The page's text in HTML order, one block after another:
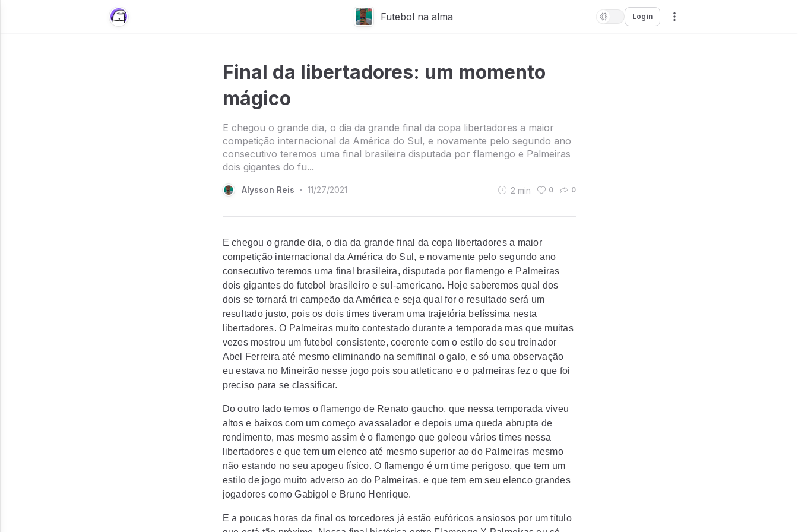
Futebol na alma Login
Final da libertadores: um momento
mágico
E chegou o grande dia, o dia da grande final da copa libertadores a maior
competição internacional da América do Sul, e novamente pelo segundo ano
consecutivo teremos uma final brasileira disputada por flamengo e Palmeiras
dois gigantes do fu...
Alysson Reis • 11/27/2021 2 min 0 0
E chegou o grande dia, o dia da grande final da copa libertadores a maior
competição internacional da América do Sul, e novamente pelo segundo ano
consecutivo teremos uma final brasileira, disputada por flamengo e Palmeiras
dois gigantes do futebol brasileiro e sul-americano. Hoje saberemos qual dos
dois se tornará tri campeão da América e seja qual for o resultado será um
resultado justo, pois os dois times tiveram uma trajetória belíssima nesta
libertadores. O Palmeiras muito contestado durante a temporada mas que muitas
vezes mostrou um futebol consistente, coerente com o estilo do seu treinador
Abel Ferreira até mesmo eliminando na semifinal o galo, e só uma observação
eu estava no Mineirão nesse jogo pois sou atleticano e o palmeiras fez o que foi
preciso para se classificar.
Do outro lado temos o flamengo de Renato gaucho, que nessa temporada viveu
altos e baixos com um começo avassalador e depois uma queda abrupta de
rendimento, mas mesmo assim é o flamengo que goleou vários times nessa
libertadores e que tem um elenco até mesmo superior ao do Palmeiras mesmo
não estando no seu apogeu físico. O flamengo é um time perigoso, que tem um
estilo de jogo muito adverso ao do Palmeiras, e que tem em seu elenco grandes
jogadores como Gabigol e Bruno Henrique.
E a poucas horas da final os torcedores já estão eufóricos ansiosos por um título